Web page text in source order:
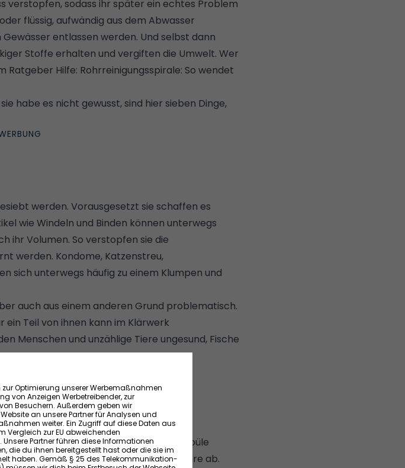
verstopfen, sodass ihr später ein echtes Problem
flüssig, aufwändig aus dem Abwasser
entlassen werden. Und selbst dann
Stoffe erhalten und vergiften die Umwelt. Wer
Ratgeber Hilfe: Rohrreinigungsspirale: So wendet
habe es nicht gewusst, sind hier sieben Dinge,
werden. Vorausgesetzt sie schaffen es
wie Windeln und Binden können unterwegs
ihr Volumen. So verstopfen sie die
werden. Kondome, Katzenstreu,
sich unterwegs häufig zu einem Klumpen und
auch aus einem anderen Grund problematisch.
Teil von ihnen kann im Klärwerk
Menschen und unzählige Tiere ungesund, Fische
aller Art in den Abfluss der Küchenspüle
setzen sich auf den Wänden der Rohre ab.